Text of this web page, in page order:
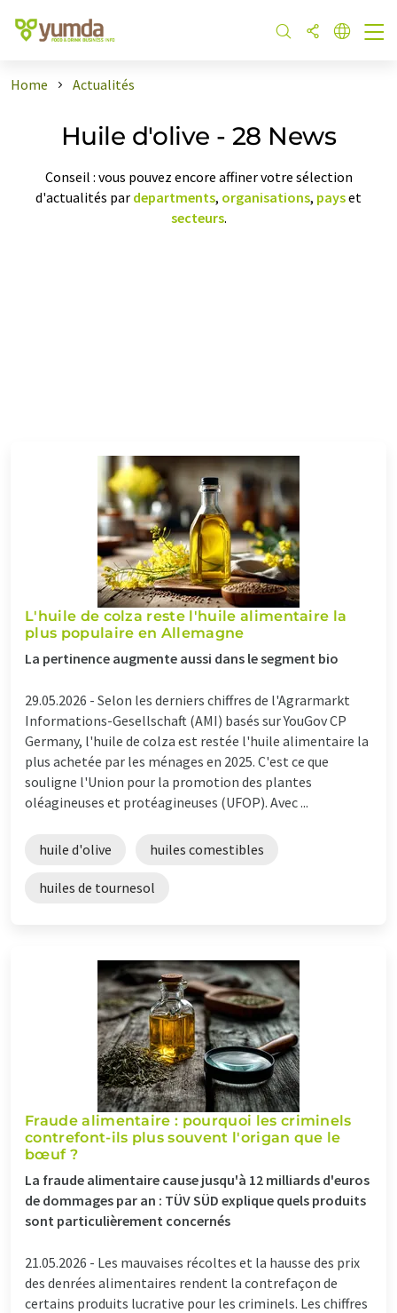
Home Actualités
Huile d'olive - 28 News
Conseil : vous pouvez encore affiner votre sélection
d'actualités par departments, organisations, payset
secteurs.
L'huile de colza reste l'huile alimentaire la
plus populaire en Allemagne
La pertinence augmente aussi dans le segment bio
29.05.2026 - Selon les derniers chiffres de l'Agrarmarkt
Informations-Gesellschaft (AMI) basés sur YouGov CP
Germany, l'huile de colza est restée l'huile alimentaire la
plus achetée par les ménages en 2025. C'est ce que
souligne l'Union pour la promotion des plantes
oléagineuses et protéagineuses (UFOP). Avec ...
huile d'olive huiles comestibles
huiles de tournesol
Fraude alimentaire : pourquoi les criminels
contrefont-ils plus souvent l'origan que le
bœuf ?
La fraude alimentaire cause jusqu'à 12 milliards d'euros
de dommages par an : TÜV SÜD explique quels produits
sont particulièrement concernés
21.05.2026 - Les mauvaises récoltes et la hausse des prix
des denrées alimentaires rendent la contrefaçon de
certains produits lucrative pour les criminels. Les chiffres